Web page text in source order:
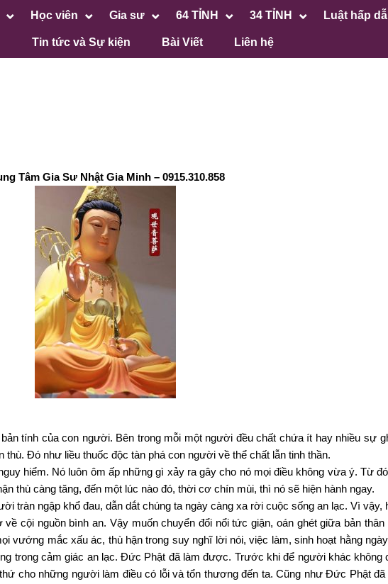
Học viên Gia sư 64 TỈNH 34 TỈNH Luật hấp
Tin tức và Sự kiện Bài Viết Liên hệ
Tâm Gia Sư Nhật Gia Minh – 0915.310.858
bản tính của con người. Bên trong mỗi một người đều chất chứa ít hay nhiều sự
thù. Đó như liều thuốc độc tàn phá con người về thể chất lẫn tinh thần.
hiểm. Nó luôn ôm ấp những gì xảy ra gây cho nó mọi điều không vừa ý. Từ
thù càng tăng, đến một lúc nào đó, thời cơ chín mùi, thì nó sẽ hiện hành ngay.
tràn ngập khổ đau, dẫn dắt chúng ta ngày càng xa rời cuộc sống an lạc. Vì vậy,
cội nguồn bình an. Vậy muốn chuyển đổi nổi tức giận, oán ghét giữa bản thân
vướng mắc xấu ác, thù hận trong suy nghĩ lời nói, việc làm, sinh hoạt hằng
trong cảm giác an lạc. Đức Phật đã làm được. Trước khi để người khác không
cho những người làm điều có lỗi và tổn thương đến ta. Cũng như Đức Phật đã